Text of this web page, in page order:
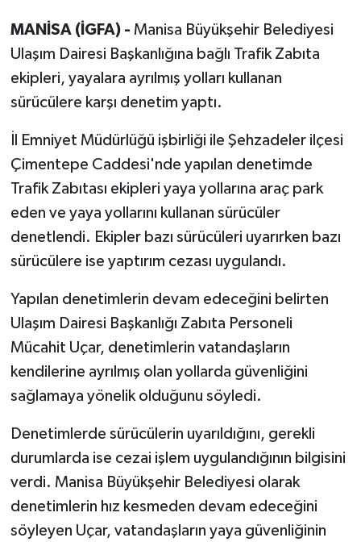
MANİSA (İGFA) - Manisa Büyükşehir Belediyesi
Ulaşım Dairesi Başkanlığına bağlı Trafik Zabıta
ekipleri, yayalara ayrılmış yolları kullanan
sürücülere karşı denetim yaptı.
İl Emniyet Müdürlüğü işbirliği ile Şehzadeler ilçesi
Çimentepe Caddesi'nde yapılan denetimde
Trafik Zabıtası ekipleri yaya yollarına araç park
eden ve yaya yollarını kullanan sürücüler
denetlendi. Ekipler bazı sürücüleri uyarırken bazı
sürücülere ise yaptırım cezası uygulandı.
Yapılan denetimlerin devam edeceğini belirten
Ulaşım Dairesi Başkanlığı Zabıta Personeli
Mücahit Uçar, denetimlerin vatandaşların
kendilerine ayrılmış olan yollarda güvenliğini
sağlamaya yönelik olduğunu söyledi.
Denetimlerde sürücülerin uyarıldığını, gerekli
durumlarda ise cezai işlem uygulandığının bilgisini
verdi. Manisa Büyükşehir Belediyesi olarak
denetimlerin hız kesmeden devam edeceğini
söyleyen Uçar, vatandaşların yaya güvenliğinin